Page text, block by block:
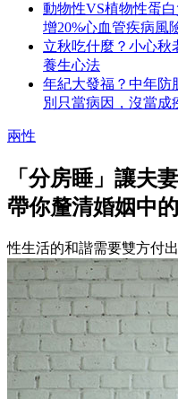
動物性VS植物性蛋
增20%心血管疾病風
立秋吃什麼？小心秋
養生心法
年紀大發福？中年防
別只當病因，沒當成
兩性
「分房睡」讓夫
帶你釐清婚姻中
性生活的和諧需要雙方付